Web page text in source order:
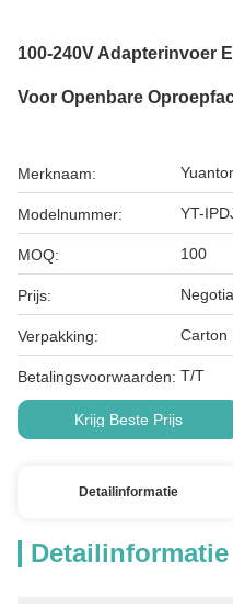
100-240V Adapterinvoer
Voor Openbare
Merknaam:
Modelnummer: YT-
MOQ: 100
Prijs:
Verpakking: Carton
Betalingsvoorwaarden: T/T
Krijg Beste Prijs
Detailinformatie
Detailinformatie